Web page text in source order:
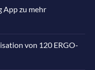
App zu mehr
von 120 ERGO-